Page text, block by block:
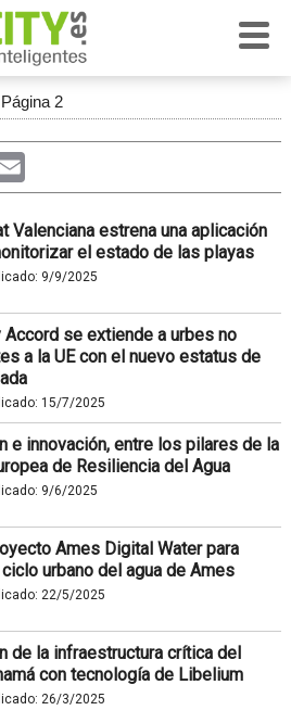
Página 2
Email
Valenciana estrena una aplicación
el estado de las playas
9/9/2025
Accord se extiende a urbes no
a la UE con el nuevo estatus de
15/7/2025
e innovación, entre los pilares de la
de Resiliencia del Agua
9/6/2025
Ames Digital Water para
urbano del agua de Ames
22/5/2025
de la infraestructura crítica del
con tecnología de Libelium
26/3/2025